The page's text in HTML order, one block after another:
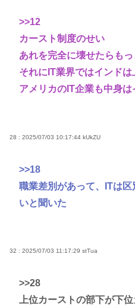
>>12
カースト制度のせい
あれを完全に壊せたらも
それにIT業界ではインドは
アメリカのIT企業も中身は
28 : 2025/07/03 10:17:44 kUkZU
>>18
職業差別があって、ITは
いと聞いた
32 : 2025/07/03 11:17:29 stTua
>>28
上位カーストの部下が下